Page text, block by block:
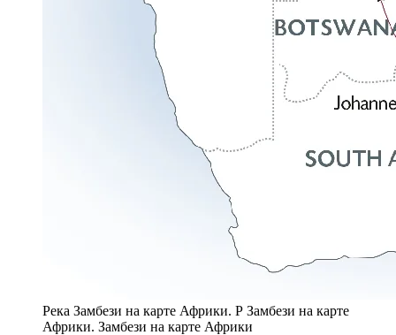
Река Замбези на карте Африки. Р Замбези на карте
Африки. Замбези на карте Африки